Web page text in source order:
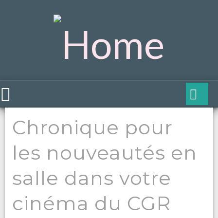
Chronique pour
les nouveautés en
salle dans votre
cinéma du CGR